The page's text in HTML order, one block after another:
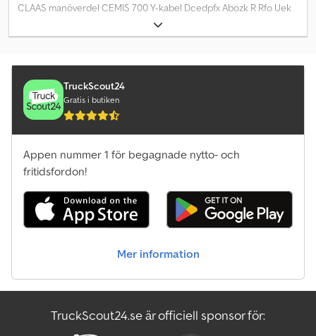
CLAAS manöverdel CEMIS 700 Y-kabel Dcedpfx Abozk R Rfo Uek
TruckScout24
Gratis i butiken
Appen nummer 1 för begagnade nytto- och
fritidsfordon!
Mer information
TruckScout24.se är officiell sponsor för: